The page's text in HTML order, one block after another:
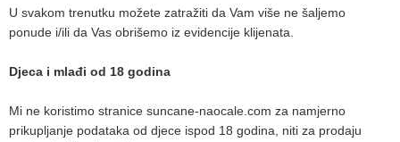
U svakom trenutku možete zatražiti da Vam više ne šaljemo
ponude i/ili da Vas obrišemo iz evidencije klijenata.
Djeca i mlađi od 18 godina
Mi ne koristimo stranice suncane-naocale.com za namjerno
prikupljanje podataka od djece ispod 18 godina, niti za prodaju